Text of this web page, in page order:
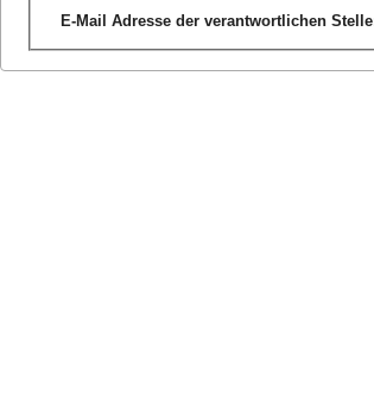
E-Mail Adresse der verantwortlichen Stelle